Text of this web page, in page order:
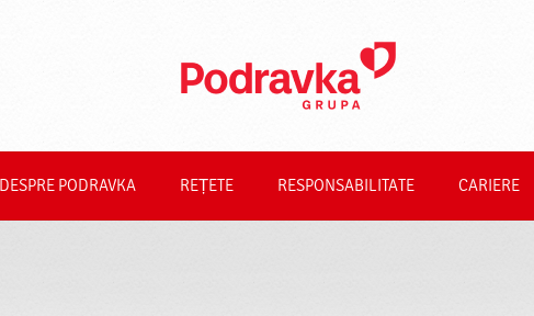
DESPRE PODRAVKA REȚETE RESPONSABILITATE CARIERE